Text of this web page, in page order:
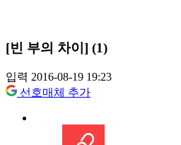
[빈 부의 차이] (1)
입력 2016-08-19 19:23
선호매체 추가